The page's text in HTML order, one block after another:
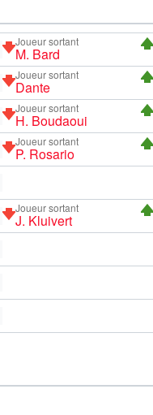
Joueur sortant
M. Bard
Joueur sortant
Dante
Joueur sortant
H. Boudaoui
Joueur sortant
P. Rosario
Joueur sortant
J. Kluivert